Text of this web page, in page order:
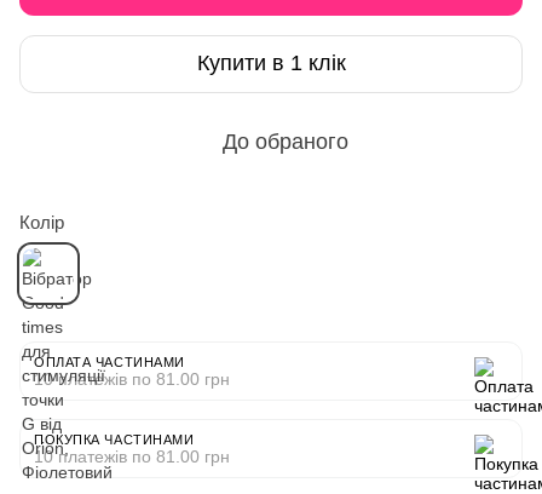
Купити в 1 клік
До обраного
Колір
ОПЛАТА ЧАСТИНАМИ
10 платежів по 81.00 грн
ПОКУПКА ЧАСТИНАМИ
10 платежів по 81.00 грн